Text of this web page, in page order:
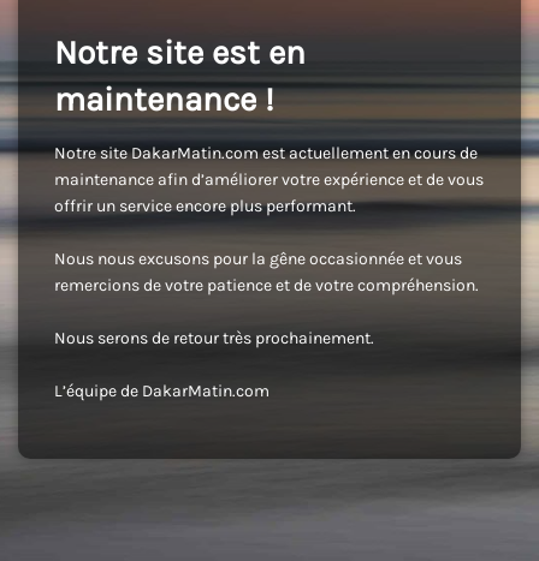
Notre site est en
maintenance !
Notre site DakarMatin.com est actuellement en cours de
maintenance afin d’améliorer votre expérience et de vous
offrir un service encore plus performant.
Nous nous excusons pour la gêne occasionnée et vous
remercions de votre patience et de votre compréhension.
Nous serons de retour très prochainement.
L’équipe de DakarMatin.com